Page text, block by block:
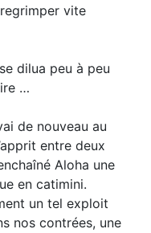
vite
dilua peu à peu
…
de nouveau au
entre deux
Aloha une
en catimini.
un tel exploit
nos contrées, une